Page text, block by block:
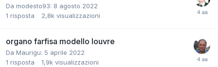
Da modesto93: 8 agosto 2022
1 risposta 2,8k visualizzazioni
organo farfisa modello louvre
Da Maurigu: 5 aprile 2022
1 risposta 1,9k visualizzazioni